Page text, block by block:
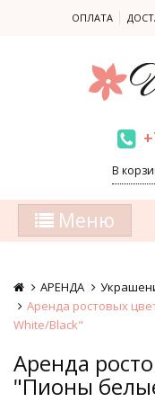
ОПЛАТА
В
Меню
АРЕНДА
Аренда ростовых
White/Black"
Аренда
"Пионы